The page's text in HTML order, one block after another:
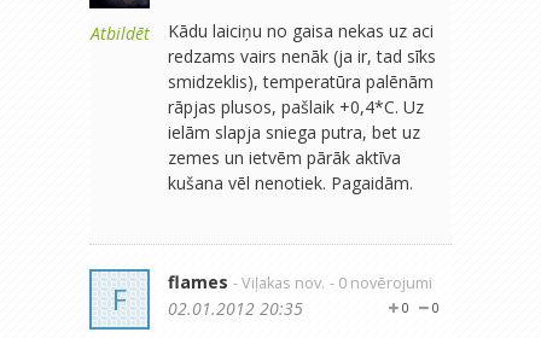
Atbildēt
Kādu laiciņu no gaisa nekas uz aci
redzams vairs nenāk (ja ir, tad sīks
smidzeklis), temperatūra palēnām
rāpjas plusos, pašlaik +0,4*C. Uz
ielām slapja sniega putra, bet uz
zemes un ietvēm pārāk aktīva
kušana vēl nenotiek. Pagaidām.
F flames - Viļakas nov. - 0 novērojumi
0
0
02.01.2012 20:35